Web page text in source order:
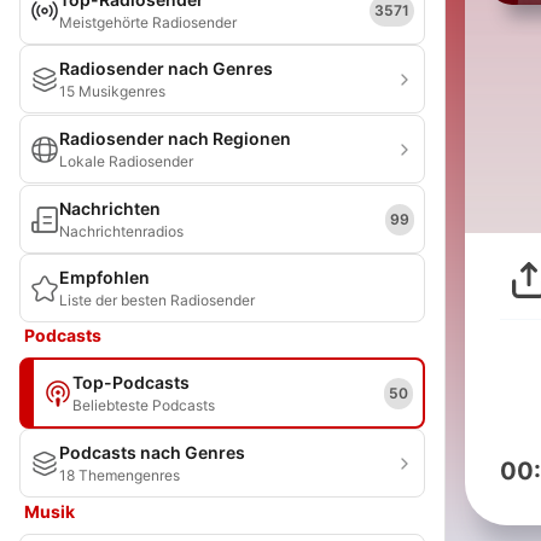
Meistgehörte Radiosender
3571
Radiosender nach Genres
15 Musikgenres
Radiosender nach Regionen
Lokale Radiosender
Nachrichten
Nachrichtenradios
99
Empfohlen
Liste der besten Radiosender
Podcasts
Top-Podcasts
Beliebteste Podcasts
50
Podcasts nach Genres
18 Themengenres
Musik